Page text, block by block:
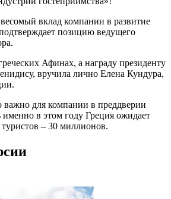
вклад компании в развитие
позицию ведущего
Афинах, а награду президенту
вручила лично Елена Кундура,
важно для компании в преддверии
именно в этом году Греция ожидает
туристов – 30 миллионов.